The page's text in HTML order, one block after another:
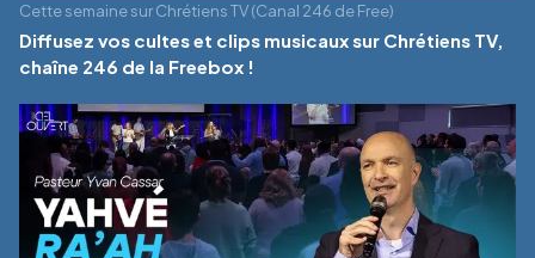
Cette semaine sur Chrétiens TV (Canal 246 de Free)
Diffusez vos cultes et clips musicaux sur Chrétiens TV,
chaîne 246 de la Freebox !